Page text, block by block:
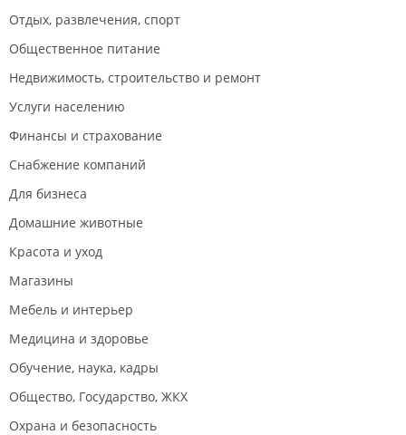
Отдых, развлечения, спорт
Общественное питание
Недвижимость, строительство и ремонт
Услуги населению
Финансы и страхование
Снабжение компаний
Для бизнеса
Домашние животные
Красота и уход
Магазины
Мебель и интерьер
Медицина и здоровье
Обучение, наука, кадры
Общество, Государство, ЖКХ
Охрана и безопасность